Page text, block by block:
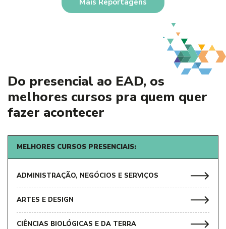
Do presencial ao EAD, os
melhores cursos pra quem quer
fazer acontecer
MELHORES CURSOS PRESENCIAIS:
ADMINISTRAÇÃO, NEGÓCIOS E SERVIÇOS
ARTES E DESIGN
CIÊNCIAS BIOLÓGICAS E DA TERRA